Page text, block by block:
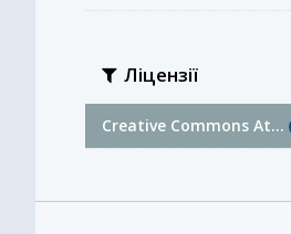
Ліцензії
Creative Commons At...